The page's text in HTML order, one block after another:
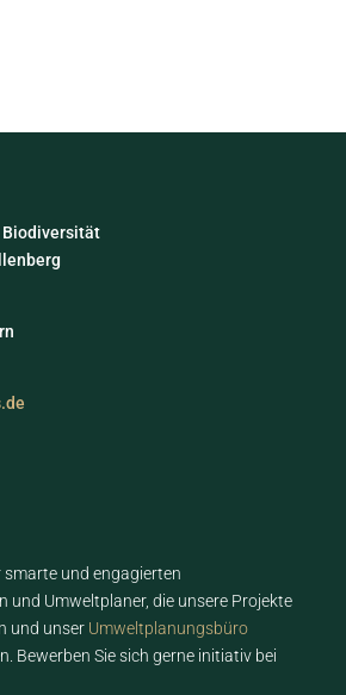
Biodiversität
und engagierten
und Umweltplaner, die unsere Projekte
und unser Umweltplanungsbüro
Bewerben Sie sich gerne initiativ bei